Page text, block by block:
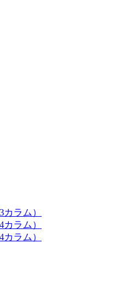
ラム）
ラム）
ラム）